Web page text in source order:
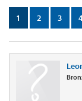
1 2 3